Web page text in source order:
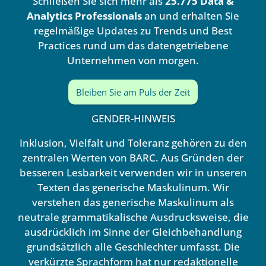
i
n
e
Analytics Professionalsan und erhalten Sie
regelmäßige Updates zu Trends und Best
Practices rund um das datengetriebene
Unternehmen von morgen.
Bleiben Sie am Puls der Zeit
GENDER-HINWEIS
Inklusion, Vielfalt und Toleranz gehören zu den
zentralen Werten von BARC. Aus Gründen der
besseren Lesbarkeit verwenden wir in unseren
Texten das generische Maskulinum. Wir
verstehen das generische Maskulinum als
neutrale grammatikalische Ausdrucksweise, die
ausdrücklich im Sinne der Gleichbehandlung
grundsätzlich alle Geschlechter umfasst. Die
verkürzte Sprachform hat nur redaktionelle